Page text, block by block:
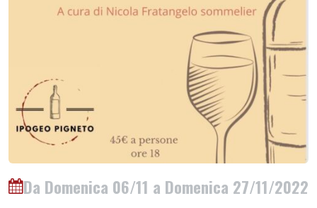
Da Domenica 06/11 a Domenica 27/11/2022